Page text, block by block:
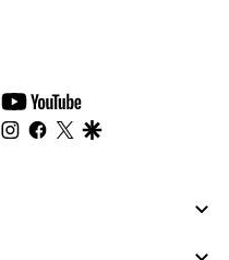
youtube-
footer
instagram
facebook
twitter